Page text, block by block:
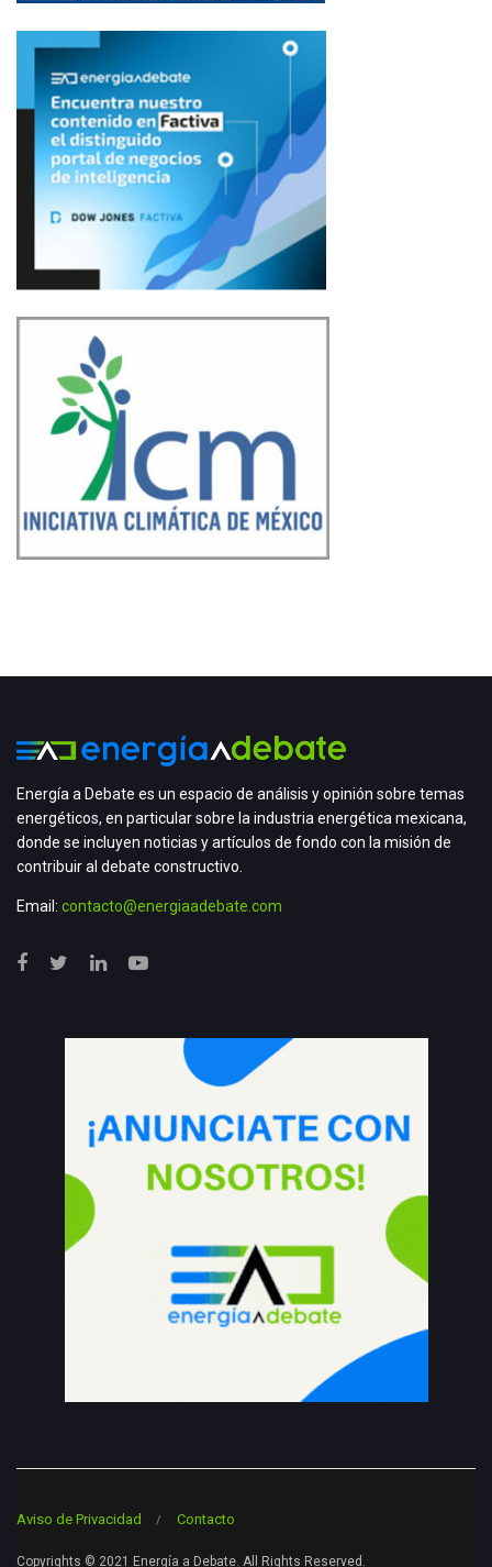
Energía a Debate es un espacio de análisis y opinión sobre temas
energéticos, en particular sobre la industria energética mexicana,
donde se incluyen noticias y artículos de fondo con la misión de
contribuir al debate constructivo.
Email: contacto@energiaadebate.com
Aviso de Privacidad Contacto
Copyrights © 2021 Energía a Debate. All Rights Reserved.